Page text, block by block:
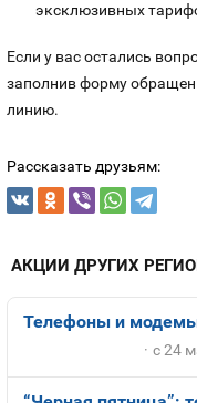
эксклюзивных
Если у вас остались
заполнив форму
линию.
Рассказать друзьям:
АКЦИИ ДРУГИХ
Телефоны и модемы
с 24